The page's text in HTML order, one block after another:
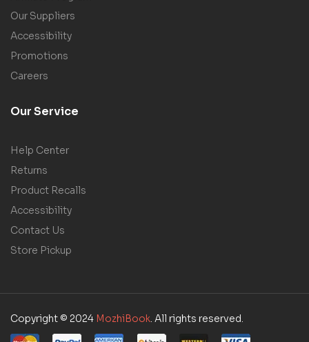
Our Suppliers
Accessibility
Promotions
Careers
Our Service
Help Center
Returns
Product Recalls
Accessibility
Contact Us
Store Pickup
Copyright © 2024 MozhiBook. All rights reserved.